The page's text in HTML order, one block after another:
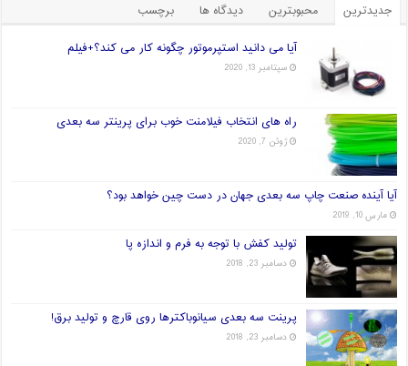
جدیدترین محبوبترین دیدگاه ها برچسب
آیا می دانید استپرموتور چگونه کار می کند؟+فیلم
سپتامبر 13, 2020
راه های انتخاب فیلامنت خوب برای پرینتر سه بعدی
ژوئن 7, 2020
آیا آینده صنعت چاپ سه بعدی جهان در دست چین خواهد بود؟
مارس 10, 2019
تولید کفش با توجه به فرم و اندازه پا
دسامبر 23, 2018
پرینت سه بعدی سیانوباکترها روی قارچ و تولید برق!
دسامبر 23, 2018